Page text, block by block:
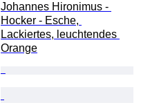
Johannes Hironimus -
Hocker - Esche,
Lackiertes, leuchtendes
Orange